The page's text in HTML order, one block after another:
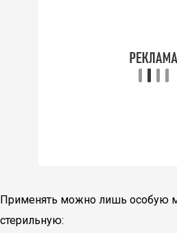
Применять можно лишь особую
стерильную: